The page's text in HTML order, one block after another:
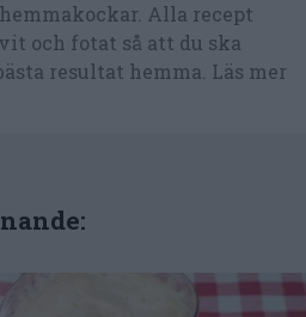
Alla recept
och fotat så att du ska
resultat hemma. Läs mer